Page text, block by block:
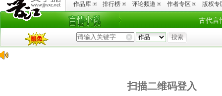
作品库 排行榜 评论频道 作者专区 版权专
古代言
扫描二维码登入